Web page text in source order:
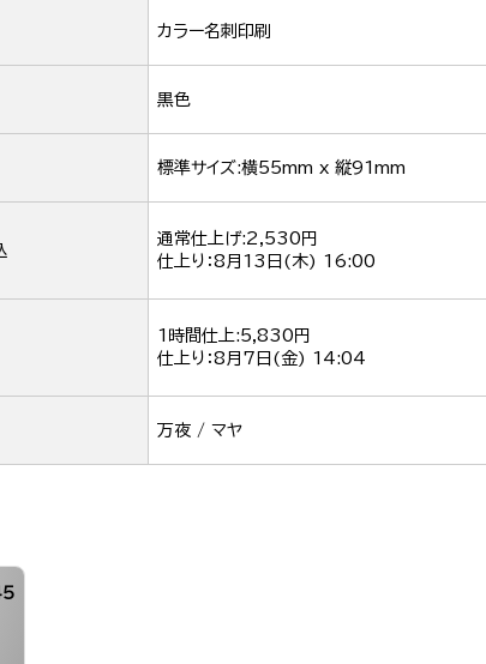
カラー名刺印刷
黒色
標準サイズ:横55mm x 縦91mm
通常仕上げ:2,530円
仕上り：8月13日(木) 16:00
1時間仕上:5,830円
仕上り：8月7日(金) 14:04
万夜 / マヤ